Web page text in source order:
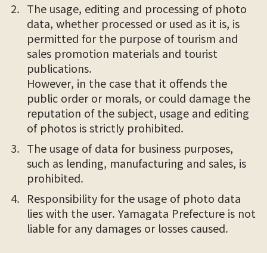
The usage, editing and processing of photo
data, whether processed or used as it is, is
permitted for the purpose of tourism and
sales promotion materials and tourist
publications.
However, in the case that it offends the
public order or morals, or could damage the
reputation of the subject, usage and editing
of photos is strictly prohibited.
The usage of data for business purposes,
such as lending, manufacturing and sales, is
prohibited.
Responsibility for the usage of photo data
lies with the user. Yamagata Prefecture is not
liable for any damages or losses caused.